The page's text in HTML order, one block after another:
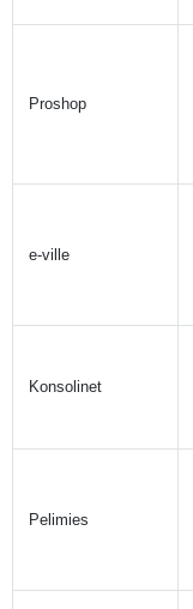
Proshop
e-ville
Konsolinet
Pelimies